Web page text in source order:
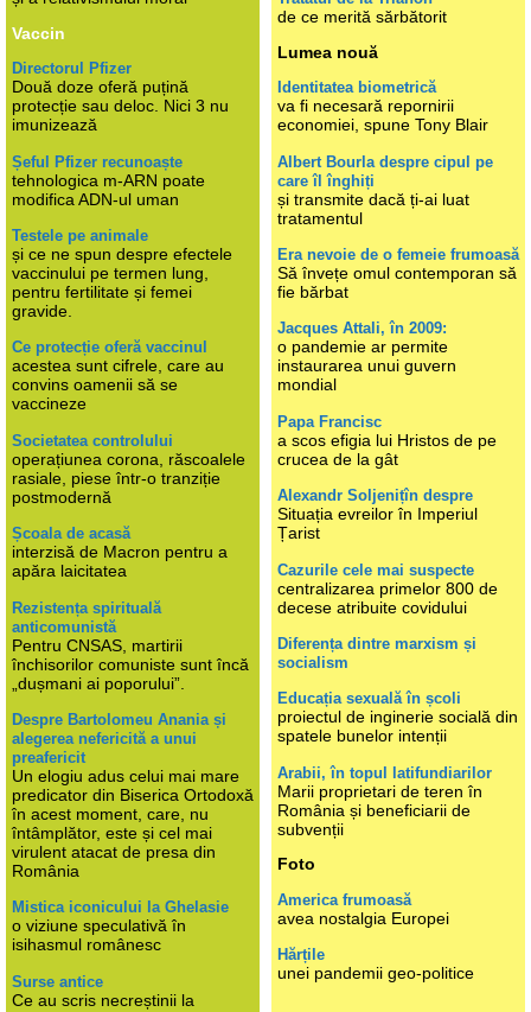
Vaccin
Directorul Pfizer
Două doze oferă puțină
protecție sau deloc. Nici 3 nu
imunizează
Șeful Pfizer recunoaște
tehnologica m-ARN poate
modifica ADN-ul uman
Testele pe animale
și ce ne spun despre efectele
vaccinului pe termen lung,
pentru fertilitate și femei
gravide.
Ce protecție oferă vaccinul
acestea sunt cifrele, care au
convins oamenii să se
vaccineze
Societatea controlului
operațiunea corona, răscoalele
rasiale, piese într-o tranziție
postmodernă
Școala de acasă
interzisă de Macron pentru a
apăra laicitatea
Rezistența spirituală
anticomunistă
Pentru CNSAS, martirii
închisorilor comuniste sunt încă
„dușmani ai poporului”.
Despre Bartolomeu Anania și
alegerea nefericită a unui
preafericit
Un elogiu adus celui mai mare
predicator din Biserica Ortodoxă
în acest moment, care, nu
întâmplător, este și cel mai
virulent atacat de presa din
România
Mistica iconicului la Ghelasie
o viziune speculativă în
isihasmul românesc
Surse antice
Ce au scris necreștinii la
de ce merită sărbătorit
Lumea nouă
Identitatea biometrică
va fi necesară repornirii
economiei, spune Tony Blair
Albert Bourla despre cipul pe
care îl înghiți
și transmite dacă ți-ai luat
tratamentul
Era nevoie de o femeie frumoasă
Să învețe omul contemporan să
fie bărbat
Jacques Attali, în 2009:
o pandemie ar permite
instaurarea unui guvern
mondial
Papa Francisc
a scos efigia lui Hristos de pe
crucea de la gât
Alexandr Soljenițîn despre
Situația evreilor în Imperiul
Țarist
Cazurile cele mai suspecte
centralizarea primelor 800 de
decese atribuite covidului
Diferența dintre marxism și
socialism
Educația sexuală în școli
proiectul de inginerie socială din
spatele bunelor intenții
Arabii, în topul latifundiarilor
Marii proprietari de teren în
România și beneficiarii de
subvenții
Foto
America frumoasă
avea nostalgia Europei
Hărțile
unei pandemii geo-politice